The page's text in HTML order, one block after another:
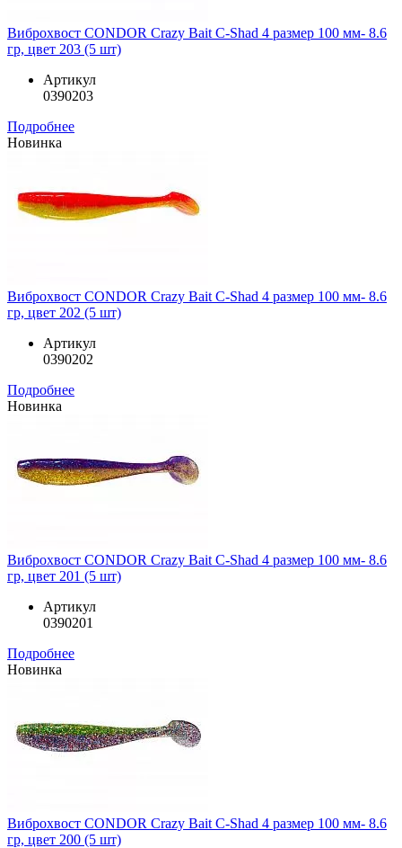
Виброхвост CONDOR Crazy Bait C-Shad 4 размер 100 мм- 8.6
гр, цвет 203 (5 шт)
Артикул
0390203
Подробнее
Новинка
Виброхвост CONDOR Crazy Bait C-Shad 4 размер 100 мм- 8.6
гр, цвет 202 (5 шт)
Артикул
0390202
Подробнее
Новинка
Виброхвост CONDOR Crazy Bait C-Shad 4 размер 100 мм- 8.6
гр, цвет 201 (5 шт)
Артикул
0390201
Подробнее
Новинка
Виброхвост CONDOR Crazy Bait C-Shad 4 размер 100 мм- 8.6
гр, цвет 200 (5 шт)